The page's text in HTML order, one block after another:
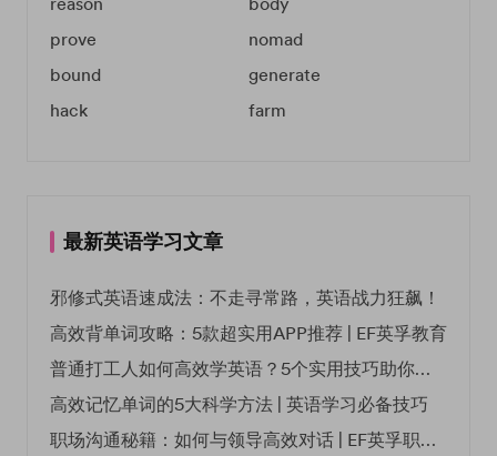
prove
nomad
bound
generate
hack
farm
最新英语学习文章
邪修式英语速成法：不走寻常路，英语战力狂飙！
高效背单词攻略：5款超实用APP推荐 | EF英孚教育
普通打工人如何高效学英语？5个实用技巧助你突破职场瓶颈
高效记忆单词的5大科学方法 | 英语学习必备技巧
职场沟通秘籍：如何与领导高效对话 | EF英孚职场指南